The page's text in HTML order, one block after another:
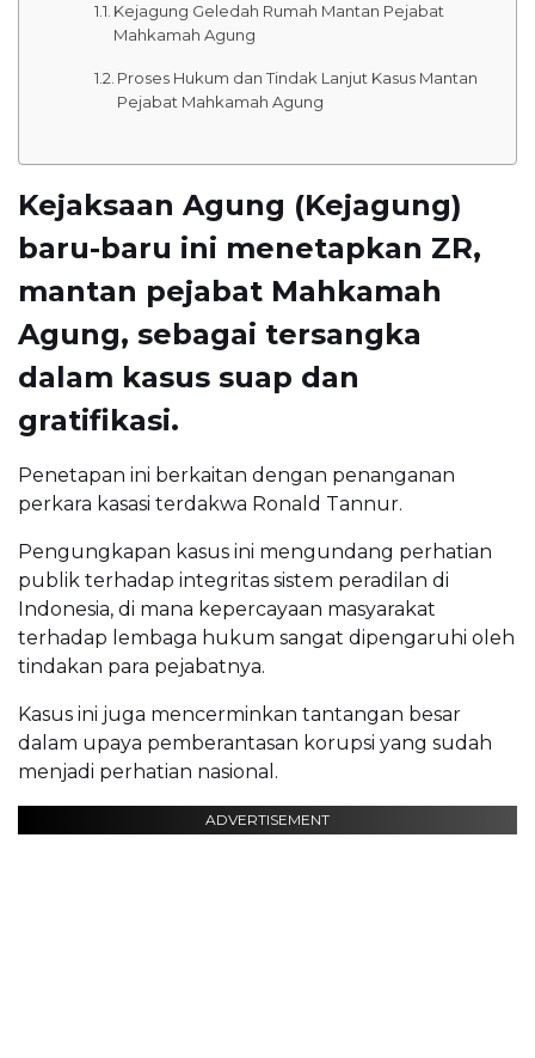
Kejagung Geledah Rumah Mantan Pejabat
Mahkamah Agung
Proses Hukum dan Tindak Lanjut Kasus Mantan
Pejabat Mahkamah Agung
Kejaksaan Agung (Kejagung)
baru-baru ini menetapkan ZR,
mantan pejabat Mahkamah
Agung, sebagai tersangka
dalam kasus suap dan
gratifikasi.
Penetapan ini berkaitan dengan penanganan
perkara kasasi terdakwa Ronald Tannur.
Pengungkapan kasus ini mengundang perhatian
publik terhadap integritas sistem peradilan di
Indonesia, di mana kepercayaan masyarakat
terhadap lembaga hukum sangat dipengaruhi oleh
tindakan para pejabatnya.
Kasus ini juga mencerminkan tantangan besar
dalam upaya pemberantasan korupsi yang sudah
menjadi perhatian nasional.
ADVERTISEMENT